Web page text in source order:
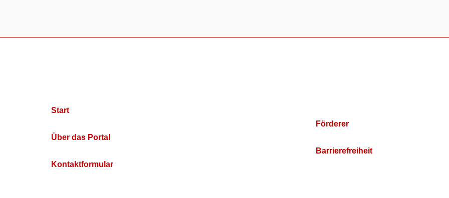
Start
Über das Portal
Kontaktformular
Förderer
Barrierefreiheit